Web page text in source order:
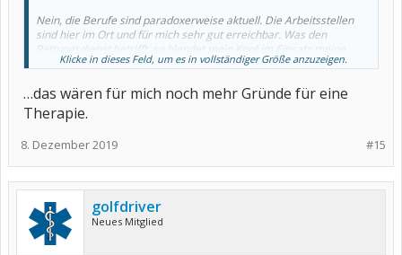
Nein, die Berufe sind paradoxerweise aktuell. Die Arbeitsstellen
sind hier im Ort und für mich sehr gut erreichbar. Was den
Rettungsdienst betrifft, so blendet mein Kopf im Einsatz meine
Angststörung aus und ich funktioniere. Das ist alles so
Klicke in dieses Feld, um es in vollständiger Größe anzuzeigen.
…das wären für mich noch mehr Gründe für eine
Therapie.
#15
8. Dezember 2019
golfdriver
Neues Mitglied